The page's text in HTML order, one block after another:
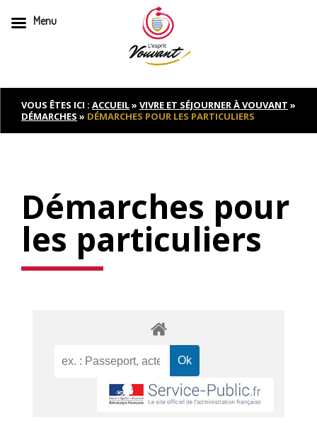
to
contentVOUS ÊTES ICI : ACCUEIL» VIVRE ET SÉJOURNER À VOUVANT »
DÉMARCHES » DÉMARCHES POUR LES PARTICULIERS
Démarches pour
les particuliers
Menu